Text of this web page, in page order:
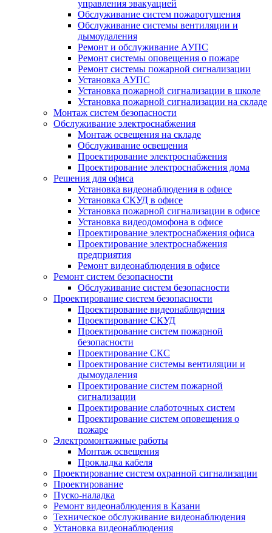
управления эвакуацией
Обслуживание систем пожаротушения
Обслуживание системы вентиляции и
дымоудаления
Ремонт и обслуживание АУПС
Ремонт системы оповещения о пожаре
Ремонт системы пожарной сигнализации
Установка АУПС
Установка пожарной сигнализации в школе
Установка пожарной сигнализации на складе
Монтаж систем безопасности
Обслуживание электроснабжения
Монтаж освещения на складе
Обслуживание освещения
Проектирование электроснабжения
Проектирование электроснабжения дома
Решения для офиса
Установка видеонаблюдения в офисе
Установка СКУД в офисе
Установка пожарной сигнализации в офисе
Установка видеодомофона в офисе
Проектирование электроснабжения офиса
Проектирование электроснабжения
предприятия
Ремонт видеонаблюдения в офисе
Ремонт систем безопасности
Обслуживание систем безопасности
Проектирование систем безопасности
Проектирование видеонаблюдения
Проектирование СКУД
Проектирование систем пожарной
безопасности
Проектирование СКС
Проектирование системы вентиляции и
дымоудаления
Проектирование систем пожарной
сигнализации
Проектирование слаботочных систем
Проектирование систем оповещения о
пожаре
Электромонтажные работы
Монтаж освещения
Прокладка кабеля
Проектирование систем охранной сигнализации
Проектирование
Пуско-наладка
Ремонт видеонаблюдения в Казани
Техническое обслуживание видеонаблюдения
Установка видеонаблюдения